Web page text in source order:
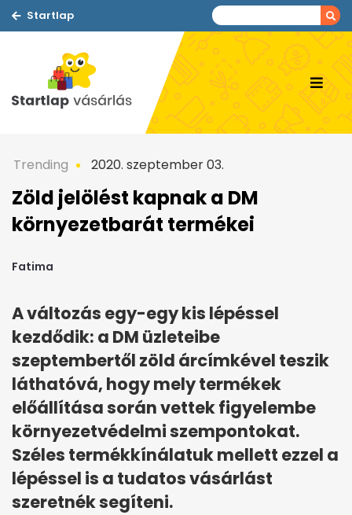
Startlap
Trending 2020. szeptember 03.
Zöld jelölést kapnak a DM
környezetbarát termékei
Fatima
A változás egy-egy kis lépéssel
kezdődik: a DM üzleteibe
szeptembertől zöld árcímkével teszik
láthatóvá, hogy mely termékek
előállítása során vettek figyelembe
környezetvédelmi szempontokat.
Széles termékkínálatuk mellett ezzel a
lépéssel is a tudatos vásárlást
szeretnék segíteni.